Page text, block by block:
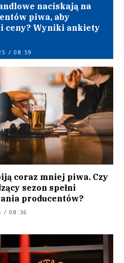
naciskają na
piwa, aby
ceny? Wyniki ankiety
/ 08:59
coraz mniej piwa. Czy
sezon spełni
producentów?
/ 08:36